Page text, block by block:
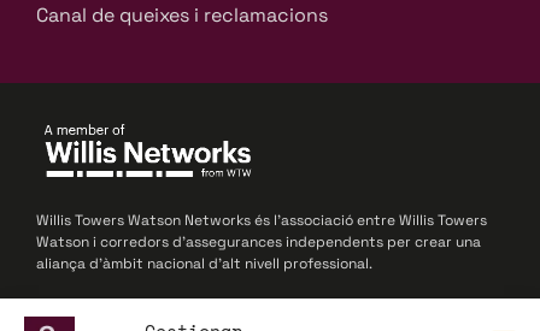
Canal de queixes i reclamacions
Willis Towers Watson Networks és l’associació entre Willis Towers
Watson i corredors d’assegurances independents per crear una
aliança d’àmbit nacional d’alt nivell professional.
© 2025 Willis Towers Watson Networks / Willis Towers Watson